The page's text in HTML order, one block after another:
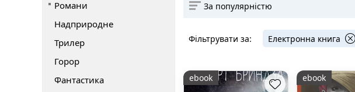
Романи
Надприродне
Трилер
Горор
Фантастика
За популярністю
Електронна книга
Фільтрувати за:
ebook ebook